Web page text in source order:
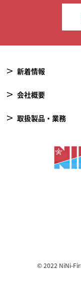
新着情報
会社概要
取扱製品・業務
© 2022 NiNi-